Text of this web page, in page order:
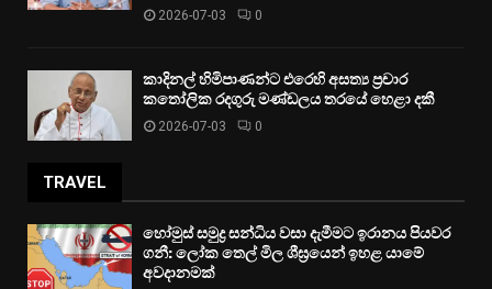
2026-07-03 0
කාදිනල් හිමිපාණන්ට එරෙහි අසත්‍ය ප්‍රචාර
කතෝලික රදගුරු මණ්ඩලය තරයේ හෙළා දකී
2026-07-03 0
TRAVEL
හෝමුස් සමුද්‍ර සන්ධිය වසා දැමීමට ඉරානය පියවර
ගනී: ලෝක තෙල් මිල ශීඝ්‍රයෙන් ඉහළ යාමේ
අවදානමක්